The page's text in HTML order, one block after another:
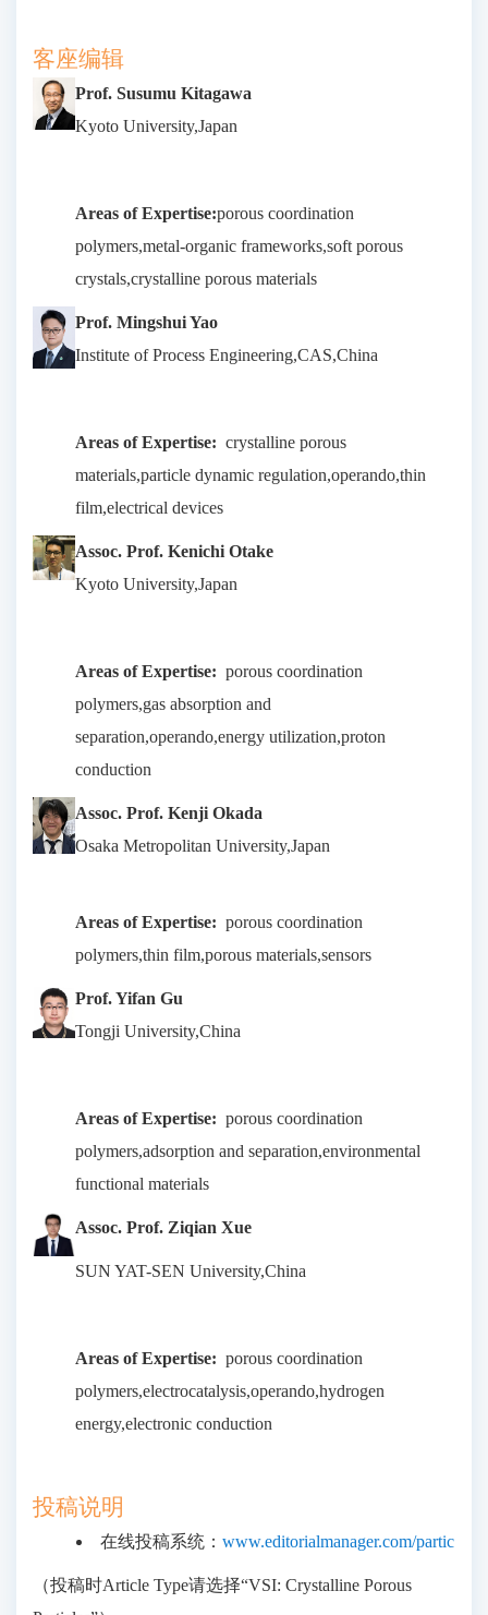
客座编辑
Prof. Susumu Kitagawa
Kyoto University,Japan
Areas of Expertise:porous coordination
polymers,metal-organic frameworks,soft porous
crystals,crystalline porous materials
Prof. Mingshui Yao
Institute of Process Engineering,CAS,China
Areas of Expertise: crystalline porous
materials,particle dynamic regulation,operando,thin
film,electrical devices
Assoc. Prof. Kenichi Otake
Kyoto University,Japan
Areas of Expertise: porous coordination
polymers,gas absorption and
separation,operando,energy utilization,proton
conduction
Assoc. Prof. Kenji Okada
Osaka Metropolitan University,Japan
Areas of Expertise: porous coordination
polymers,thin film,porous materials,sensors
Prof. Yifan Gu
Tongji University,China
Areas of Expertise: porous coordination
polymers,adsorption and separation,environmental
functional materials
Assoc. Prof. Ziqian Xue
SUN YAT-SEN University,China
Areas of Expertise: porous coordination
polymers,electrocatalysis,operando,hydrogen
energy,electronic conduction
投稿说明
在线投稿系统： www.editorialmanager.com/partic
（投稿时Article Type请选择“VSI: Crystalline Porous